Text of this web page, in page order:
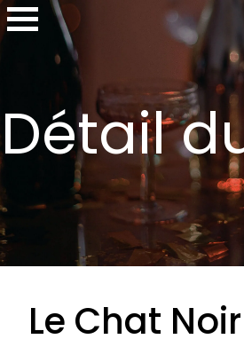
Détail
Le Chat Noir